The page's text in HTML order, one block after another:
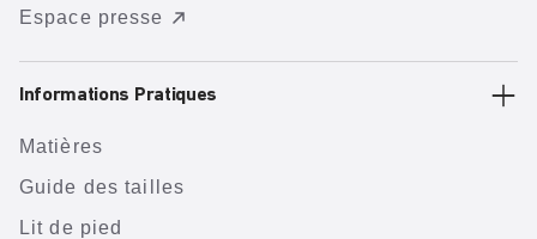
Espace presse
Informations Pratiques
Matières
Guide des tailles
Lit de pied